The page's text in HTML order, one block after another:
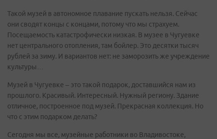
Такой музей в автономное плавание пускать нельзя. Сейчас
они сводят концы с концами, потому что мы страхуем.
Посещаемость катастрофически низкая. В музее в Чугуевке
нет центрального отопления, там бойлер. Это десятки тысяч
рублей за зиму. И вариантов нет: не заморозить же учреждение
культуры…
Музей в Чугуевке – это такой подарок, доставшийся нам из
прошлого. Красивый. Интересный. Нужный региону. Здание
отличное, построенное под музей. Прекрасная коллекция. Но
что с этим подарком делать?
Сегодня мы все, музейные работники во Владивостоке,